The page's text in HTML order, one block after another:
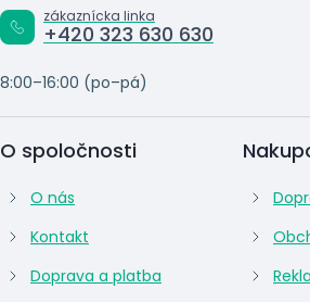
zákaznícka linka
+420 323 630 630
8:00–16:00 (po–pá)
O spoločnosti
O nás
Kontakt
Doprava a platba